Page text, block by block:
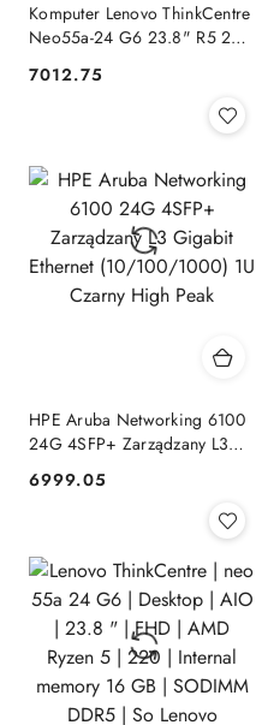
Komputer Lenovo ThinkCentre
Neo55a-24 G6 23.8" R5 220
Cena:
7012.75
HPE Aruba Networking 6100
24G 4SFP+ Zarządzany L3
(10/100/1000) 1U Czarny
Cena:
6999.05